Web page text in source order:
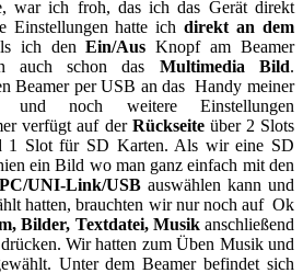
war ich froh, das ich das Gerät direkt
Einstellungen hatte ichdirekt an dem
ich denEin/Aus Knopf am Beamer
auch schon das Multimedia Bild.
Beamer per USB an das Handy meiner
und noch weitere Einstellungen
verfügt auf der Rückseiteüber 2 Slots
1 Slot für SD Karten. Als wir eine SD
ein Bild wo man ganz einfach mit den
UNI-Link/USB auswählen kann und
hatten, brauchten wir nur noch auf Ok
Bilder, Textdatei, Musikanschließend
Wir hatten zum Üben Musik und
Unter dem Beamer befindet sich